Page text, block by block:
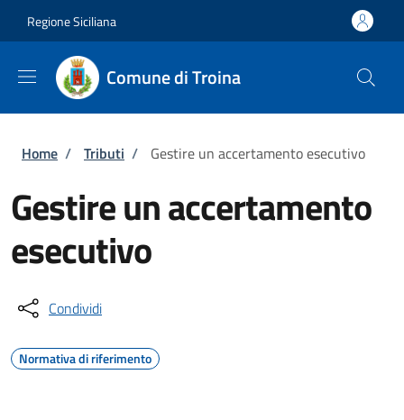
Regione Siciliana
Comune di Troina
Briciole di pane
Home / Tributi / Gestire un accertamento esecutivo
Gestire un accertamento
esecutivo
Condividi
Normativa di riferimento